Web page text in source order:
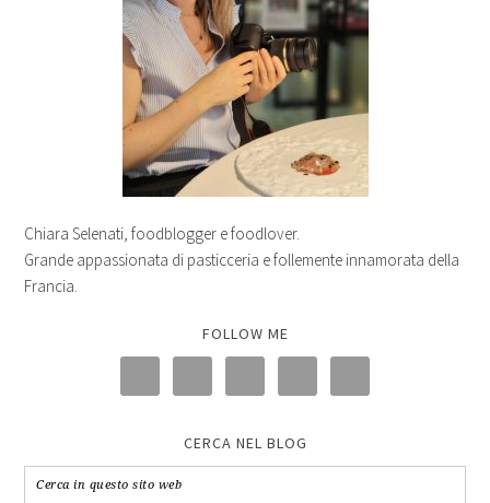
Chiara Selenati, foodblogger e foodlover.
Grande appassionata di pasticceria e follemente innamorata della
Francia.
FOLLOW ME
CERCA NEL BLOG